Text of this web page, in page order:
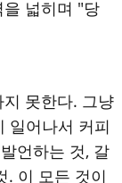
넓히며 "당
못한다. 그냥
일어나서 커피
언하는 것, 갈
. 이 모든 것이